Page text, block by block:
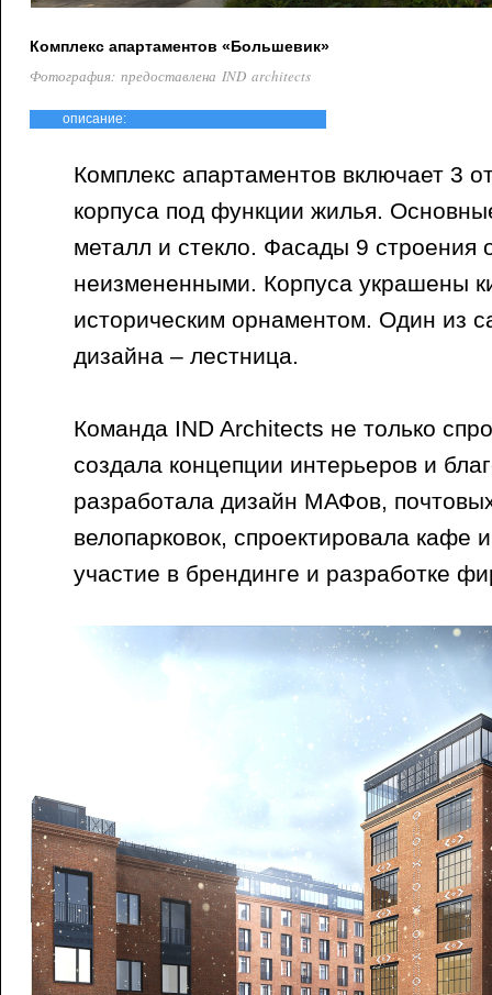
Комплекс апартаментов «Большевик»
Фотография: предоставлена IND architects
описание:
Комплекс апартаментов включает 3
корпуса под функции жилья.
металл и стекло. Фасады 9 строения
неизмененными. Корпуса украшены
историческим орнаментом. Один из
дизайна – лестница.
Команда IND Architects не только
создала концепции интерьеров и
разработала дизайн МАФов,
велопарковок, спроектировала кафе
участие в брендинге и разработке